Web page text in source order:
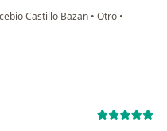
Castillo Bazan • Otro •